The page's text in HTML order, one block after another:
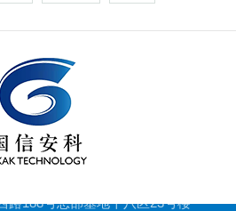
路188号总部基地十八区23号楼